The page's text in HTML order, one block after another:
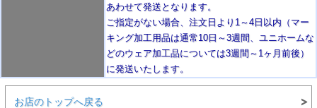
あわせて発送となります。
ご指定がない場合、注文日より1～4日以内 （マー
キング加工用品は通常10日 ～3週間 、ユニホームな
どのウェア加工品については3週間～ 1ヶ月前後 ）
に発送いたします。
お店のトップへ戻る